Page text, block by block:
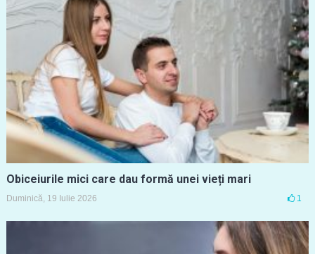
Obiceiurile mici care dau formă unei vieți mari
Duminică, 19 Iulie 2026 1